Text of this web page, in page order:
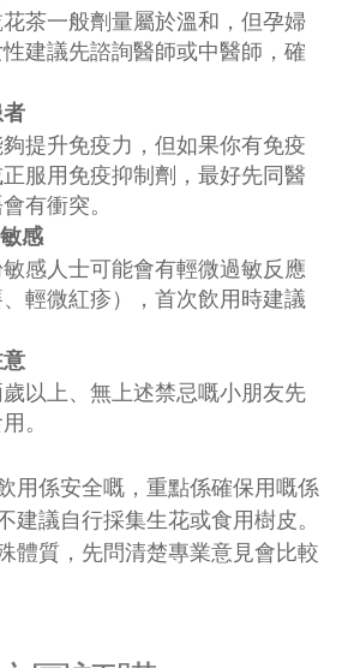
茶一般劑量屬於溫和，但孕婦
建議先諮詢醫師或中醫師，確
提升免疫力，但如果你有免疫
服用免疫抑制劑，最好先同醫
有衝突。
感
感人士可能會有輕微過敏反應
、輕微紅疹），首次飲用時建議
以上、無上述禁忌嘅小朋友先
。
用係安全嘅，重點係確保用嘅係
建議自行採集生花或食用樹皮。
體質，先問清楚專業意見會比較